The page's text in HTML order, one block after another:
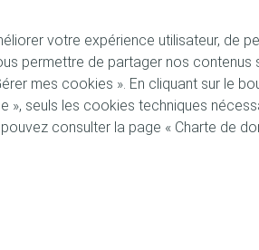
votre expérience utilisateur, de
permettre de partager nos contenus
mes cookies ». En cliquant sur le
seuls les cookies techniques
consulter la page « Charte de